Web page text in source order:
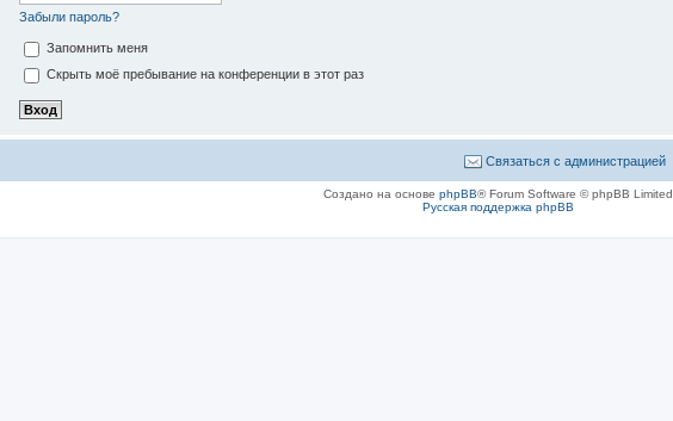
Забыли пароль?
Запомнить меня
Скрыть моё пребывание на конференции в этот раз
Связаться с администрацией
Создано на основе phpBB® Forum Software © phpBB Limited
Русская поддержка phpBB